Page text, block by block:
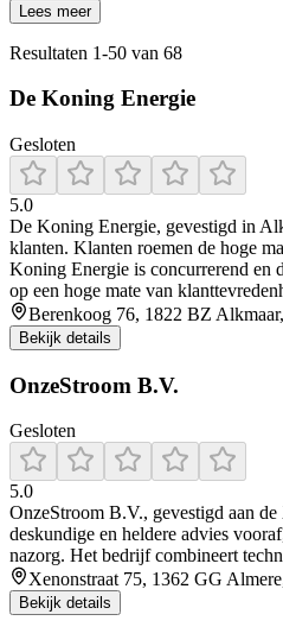
Lees meer
Resultaten 1-50 van 68
De Koning Energie
Gesloten
5.0
De Koning Energie, gevestigd in
klanten. Klanten roemen de hoge
Koning Energie is concurrerend en
op een hoge mate van
Berenkoog 76, 1822 BZ
Bekijk details
OnzeStroom B.V.
Gesloten
5.0
OnzeStroom B.V., gevestigd aan
deskundige en heldere advies
nazorg. Het bedrijf combineert
Xenonstraat 75, 1362 GG
Bekijk details